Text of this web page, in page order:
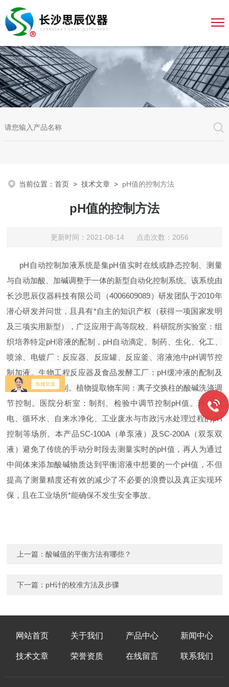
当前位置：首页 >技术文章 > pH值的控制方法
pH值的控制方法
更新时间：2021-08-14 点击次数：2056
pH自动控制加液系统是集pH值实时在线或静态控制、测量
与自动加酸、加碱调整于一体的新型自动化控制 系统。该系统由
长沙思辰仪器科技有限公司
（4006609089） 研发团队于2010年
潜心研发并问世，且具有*自主的知识产权（获得一项国家发明
及三项实用新型）， 广泛应用于高等院校、科研院所实验室：组
织培养特定pH溶液的配制，pH自动滴定。制药、生化、化工、
喷涂、电镀厂：反应器、反应罐、反应釜、溶液池中pH调节控
制加液。生物工程反应器及食品发酵工厂：pH缓冲液的配制及
培养过程调节控制。植物提取物车间：离子交换柱的酸碱洗涤调
节控制。医院分析室：制剂、检验中调节控制pH值。环保发
电、循环水、自来水净化、工业废水与市政污水处理过程的pH
控制等场所。本产品SC-100A（单泵液）及SC-200A（双泵双
液）避免了传统的手动分时段去测量实时的pH值，再人为通过
中间体来添加酸碱物质达到平衡溶液中想要的一个pH值，不但
提高了测量精度还有效的减少了不必要的浪费以及真正实现环
保， 且在工业场所*能确保不发生安全事故。
上一篇：酸碱值的平衡方法有哪些？
下一篇： pH计的校准方法及步骤
网站首页 关于我们 产品中心 新闻中心
技术文章 荣誉资质 在线留言 联系我们